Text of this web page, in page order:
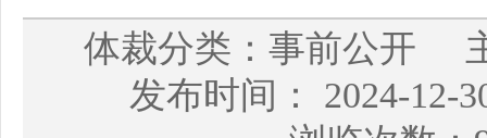
体裁分类：事前公开
发布时间： 2024-12-